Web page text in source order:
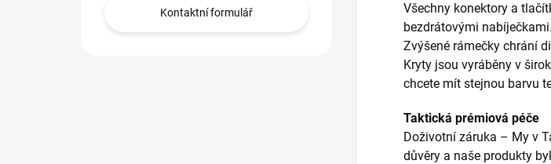
Kontaktní formulář
Všechny konektory a
bezdrátovými nabíječkami.
Zvýšené rámečky chrání
Kryty jsou vyráběny v
chcete mít stejnou barvu
Taktická prémiová péče
Doživotní záruka – My v
důvěry a naše produkty